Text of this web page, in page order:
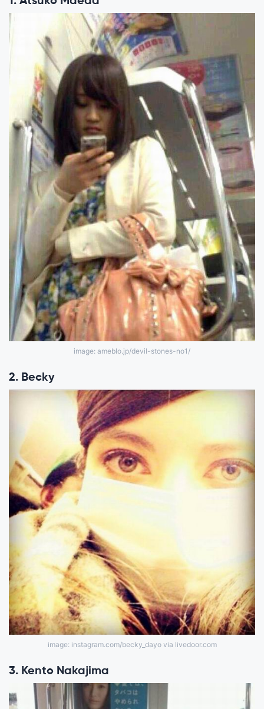
image: ameblo.jp/devil-stones-no1/
2. Becky
image: instagram.com/becky_dayo via livedoor.com
3. Kento Nakajima